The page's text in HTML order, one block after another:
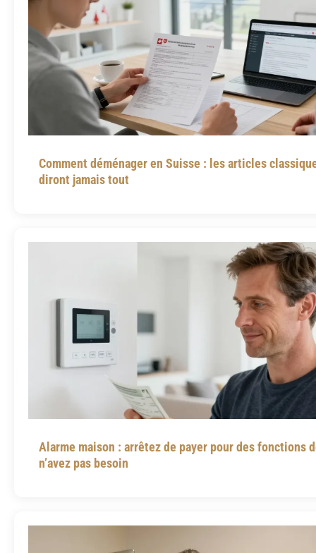
Comment déménager en Suisse : les articles
diront jamais tout
Alarme maison : arrêtez de payer pour des fonctions
n’avez pas besoin